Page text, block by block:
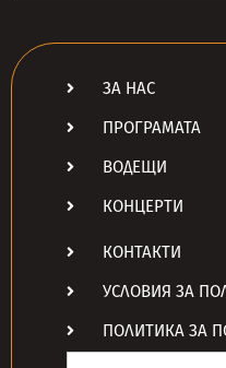
ЗА НАС
ПРОГРАМАТА
ВОДЕЩИ
КОНЦЕРТИ
КОНТАКТИ
УСЛОВИЯ ЗА
ПОЛИТИКА ЗА
Search